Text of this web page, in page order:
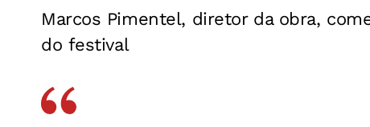
Marcos Pimentel, diretor da obra,
do festival